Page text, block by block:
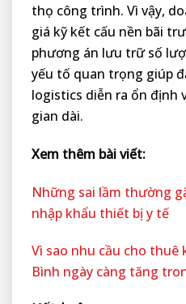
thọ công trình. Vì vậy,
giá kỹ kết cấu nền bãi
phương án lưu trữ số
yếu tố quan trọng giúp
logistics diễn ra ổn định
gian dài.
Xem thêm bài viết:
Những sai lầm thường
nhập khẩu thiết bị y tế
Vì sao nhu cầu cho
Bình ngày càng tăng